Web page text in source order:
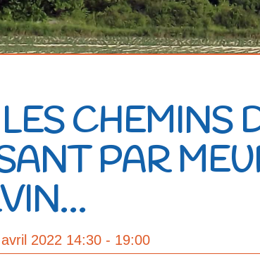
CHEMINS
PAR
2022 14:30 - 19:00